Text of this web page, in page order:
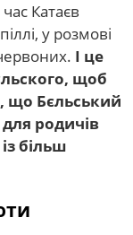
Катаєв
у розмові
І це
щоб
що Бєльський
родичів
більш